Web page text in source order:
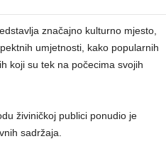
značajno kulturno mjesto,
umjetnosti, kako popularnih
koji su tek na počecima svojih
živiničkoj publici ponudio je
sadržaja.